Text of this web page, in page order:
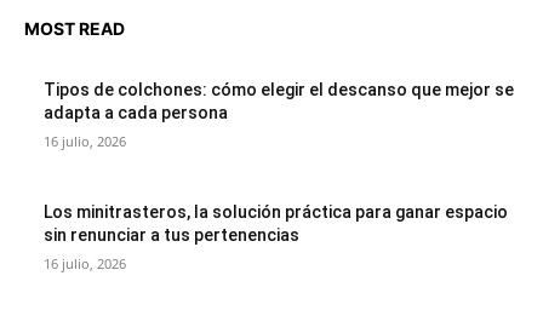
MOST READ
Tipos de colchones: cómo elegir el descanso que mejor se
adapta a cada persona
16 julio, 2026
Los minitrasteros, la solución práctica para ganar espacio
sin renunciar a tus pertenencias
16 julio, 2026